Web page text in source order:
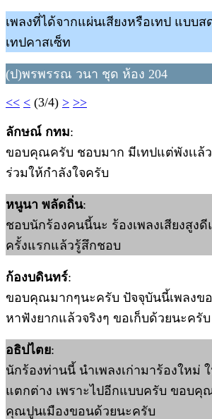
เพลงที่ได้จากแผ่นเสียงหรือเทป แบบส
เทปคาสเซ็ท
(ป)พรพรรณ วนา ชุด ห้อง 204
<< < (3/4) > >>
ลักษณ์ กทม:
ขอบคุณครับ ชอบมาก มีเทปแต่พังเเล้
ร่วมให้กำลังใจครับ
หนูนา พลัดถิ่น:
ชอบนักร้องคนนี้นะ ร้องเพลงเสียงสูงดี
ครั้งแรกแล้วรู้สึกชอบ
ก้องบดินทร์:
ขอบคุณมากๆนะครับ ปัจจุบันนี้เพลงข
หาฟังยากแล้วจริงๆ ขอเก็บด้วยนะครับ
อธิปไตย:
นักร้องท่านนี้ นำเพลงเก่ามาร้องใหม่
แตกต่าง เพราะไปอีกแบบครับ ขอบ
คุณปูนเมืองขอนด้วยนะครับ